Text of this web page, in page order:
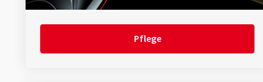
Pflege